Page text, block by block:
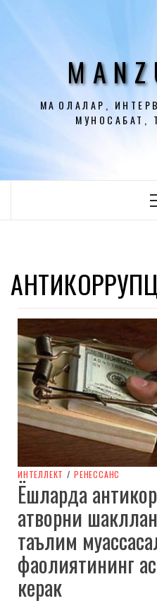
МАҚОЛАЛАР,
МУНОСАБАТ,
ИНТЕЛЛЕКТ / РЕНЕССАНС
Ёшларда
атворни
таълим
фаолиятининг
керак